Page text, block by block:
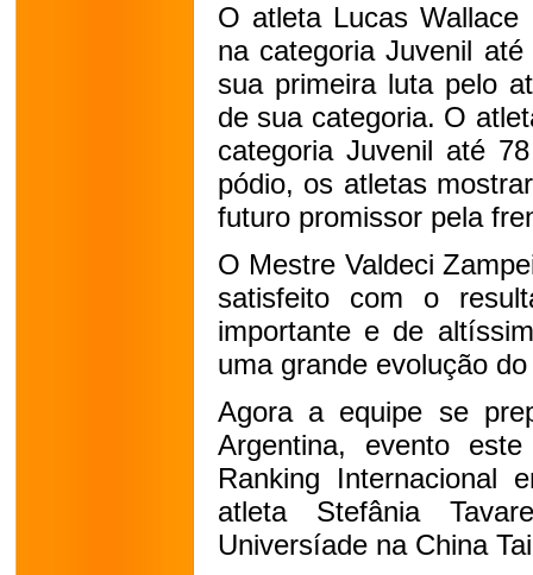
O atleta Lucas
na categoria Juvenil
sua primeira luta pelo
de sua categoria. O
categoria Juvenil até
pódio, os atletas
futuro promissor pela
O Mestre Valdeci
satisfeito com o
importante e de
uma grande evolução
Agora a equipe se
Argentina, evento
Ranking Internacional
atleta Stefânia
Universíade na China